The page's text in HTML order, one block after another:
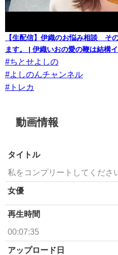
【生配信】伊織のお悩み相談 そ
ます。 | 伊織いおの愛の鞭は結構
#ちとせよしの
#よしのんチャンネル
#トレカ
動画情報
タイトル
私をコンプリートしてくださ
女優
再生時間
00:07:35
アップロード日